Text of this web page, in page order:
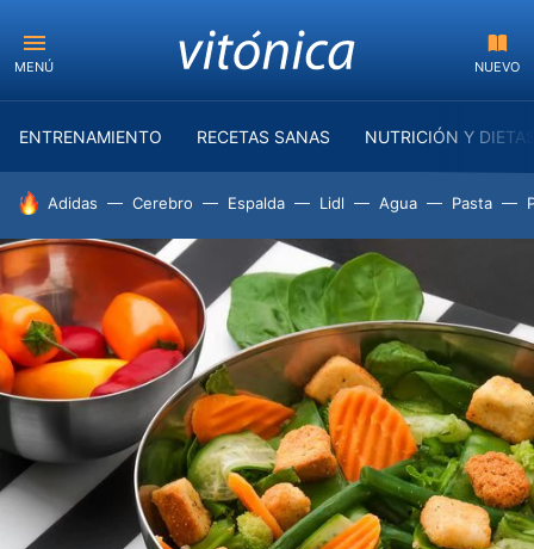
MENÚ NUEVO
ENTRENAMIENTO RECETAS SANAS NUTRICIÓN Y
HOY SE HABLA DE
Adidas Cerebro Espalda Lidl Agua Pasta